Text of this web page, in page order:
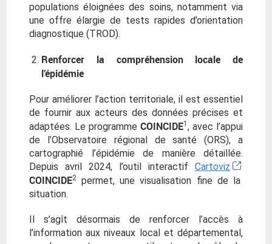
populations éloignées des soins, notamment via
une offre élargie de tests rapides d’orientation
diagnostique (TROD).
Renforcer la compréhension locale de
l’épidémie
Pour améliorer l’action territoriale, il est essentiel
de fournir aux acteurs des données précises et
adaptées. Le programme COINCIDE1 , avec l’appui
de l’Observatoire régional de santé (ORS), a
cartographié l’épidémie de manière détaillée.
Depuis avril 2024, l’outil interactif Cartoviz
COINCIDE2
permet, une visualisation fine de la
situation.
Il s’agît désormais de renforcer l’accès à
l’information aux niveaux local et départemental,